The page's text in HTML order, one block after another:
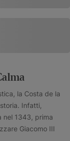
la Costa de la
Infatti,
nel 1343, prima
Giacomo III